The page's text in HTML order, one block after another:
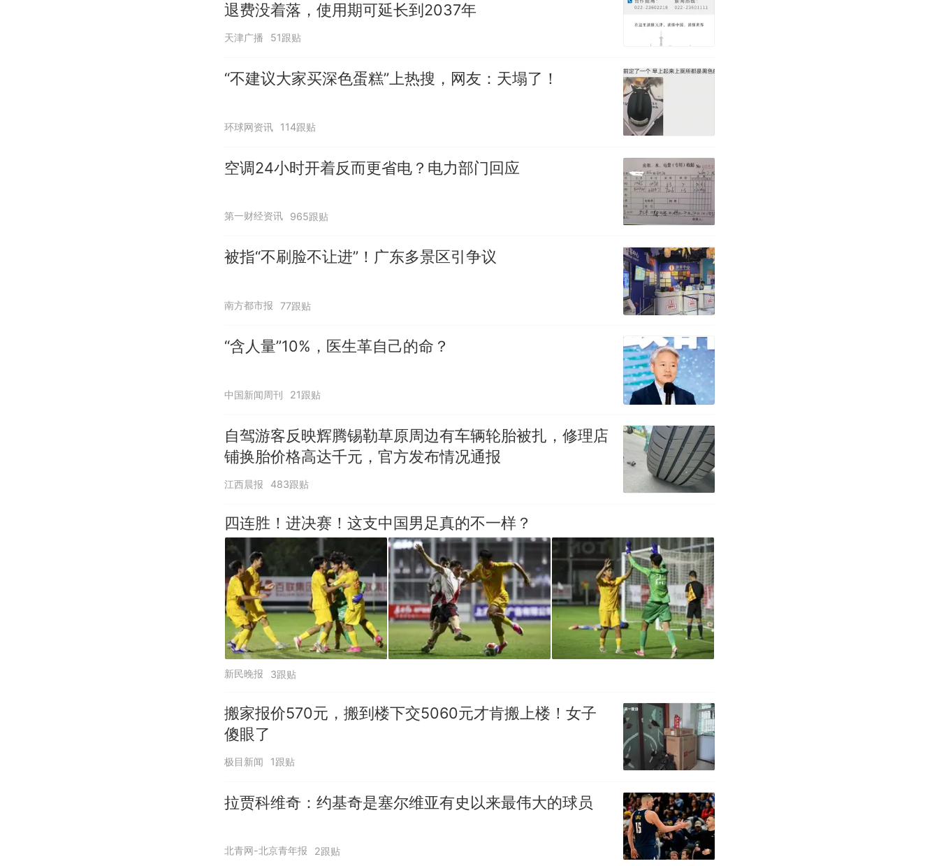
退费没着落，使用期可延长到2037年
天津广播 51跟贴
“不建议大家买深色蛋糕”上热搜，网友：天塌了！
环球网资讯 114跟贴
空调24小时开着反而更省电？电力部门回应
第一财经资讯 965跟贴
被指“不刷脸不让进”！广东多景区引争议
南方都市报 77跟贴
“含人量”10%，医生革自己的命？
中国新闻周刊 21跟贴
自驾游客反映辉腾锡勒草原周边有车辆轮胎被扎，修理店
铺换胎价格高达千元，官方发布情况通报
江西晨报 483跟贴
四连胜！进决赛！这支中国男足真的不一样？
新民晚报 3跟贴
搬家报价570元，搬到楼下交5060元才肯搬上楼！女子
傻眼了
极目新闻 1跟贴
拉贾科维奇：约基奇是塞尔维亚有史以来最伟大的球员
北青网-北京青年报 2跟贴